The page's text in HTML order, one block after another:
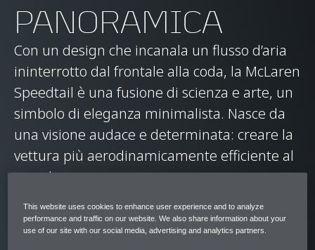
PANORAMICA
Con un design che incanala un flusso d’aria
ininterrotto dal frontale alla coda, la McLaren
Speedtail è una fusione di scienza e arte, un
simbolo di eleganza minimalista. Nasce da
una visione audace e determinata: creare la
vettura più aerodinamicamente efficiente al
mondo.
Nel rispetto della filosofia di design McLaren,
la caratteristica coda allungata è stata
This website uses cookies to enhance user experience and to analyze
performance and traffic on our website. We also share information about your
use of our site with our social media, advertising and analytics partners.